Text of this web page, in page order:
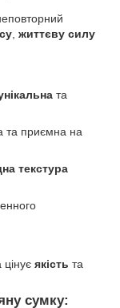
, життєву силу
та
та приємна на
текстура
цінує якість та
сумку: